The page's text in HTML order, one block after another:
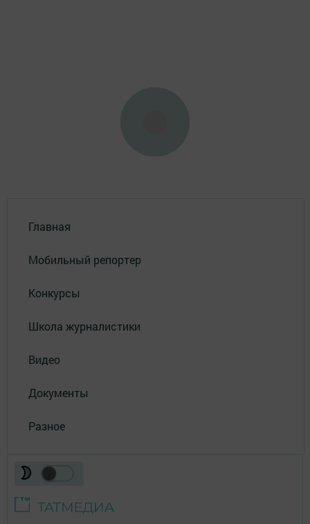
Главная
Мобильный репортер
Конкурсы
Школа журналистики
Видео
Документы
Разное